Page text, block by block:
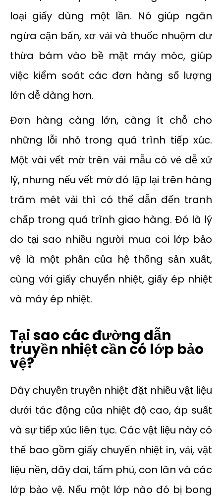
loại giấy dùng một lần. Nó giúp ngăn
ngừa cặn bẩn, xơ vải và thuốc nhuộm dư
thừa bám vào bề mặt máy móc, giúp
việc kiểm soát các đơn hàng số lượng
lớn dễ dàng hơn.
Đơn hàng càng lớn, càng ít chỗ cho
những lỗi nhỏ trong quá trình tiếp xúc.
Một vài vết mờ trên vải mẫu có vẻ dễ xử
lý, nhưng nếu vết mờ đó lặp lại trên hàng
trăm mét vải thì có thể dẫn đến tranh
chấp trong quá trình giao hàng. Đó là lý
do tại sao nhiều người mua coi lớp bảo
vệ là một phần của hệ thống sản xuất,
cùng với giấy chuyển nhiệt, giấy ép nhiệt
và máy ép nhiệt.
Tại sao các đường dẫn
truyền nhiệt cần có lớp bảo
vệ?
Dây chuyền truyền nhiệt đặt nhiều vật liệu
dưới tác động của nhiệt độ cao, áp suất
và sự tiếp xúc liên tục. Các vật liệu này có
thể bao gồm giấy chuyển nhiệt in, vải, vật
liệu nền, dây đai, tấm phủ, con lăn và các
lớp bảo vệ. Nếu một lớp nào đó bị bong